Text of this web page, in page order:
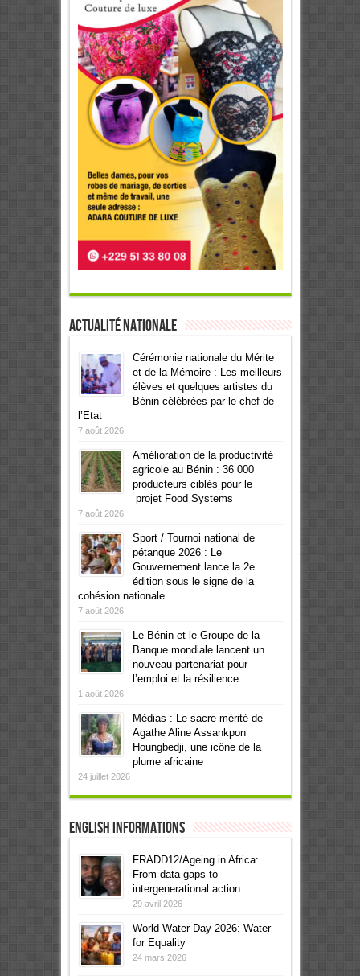
Actualité Nationale
Cérémonie nationale du Mérite
et de la Mémoire : Les meilleurs
élèves et quelques artistes du
Bénin célébrées par le chef de
l’Etat
7 août 2026
Amélioration de la productivité
agricole au Bénin : 36 000
producteurs ciblés pour le
projet Food Systems
7 août 2026
Sport / Tournoi national de
pétanque 2026 : Le
Gouvernement lance la 2e
édition sous le signe de la
cohésion nationale
7 août 2026
Le Bénin et le Groupe de la
Banque mondiale lancent un
nouveau partenariat pour
l’emploi et la résilience
1 août 2026
Médias : Le sacre mérité de
Agathe Aline Assankpon
Houngbedji, une icône de la
plume africaine
24 juillet 2026
English informations
FRADD12/Ageing in Africa:
From data gaps to
intergenerational action
29 avril 2026
World Water Day 2026: Water
for Equality
24 mars 2026